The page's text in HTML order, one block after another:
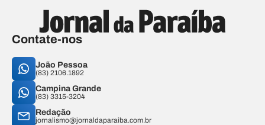
Contate-nos
João Pessoa
(83) 2106.1892
Campina Grande
(83) 3315-3204
Redação
jornalismo@jornaldaparaiba.com.br